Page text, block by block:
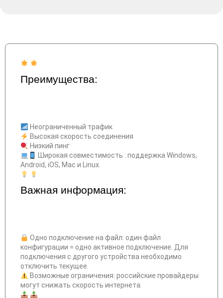
Преимущества:
Неограниченный трафик
Высокая скорость соединения
Низкий пинг
Широкая совместимость : поддержка Windows,
Android, iOS, Mac и Linux.
Важная информация:
Одно подключение на файл: один файл
конфигурации = одно активное подключение. Для
подключения с другого устройства необходимо
отключить текущее.
Возможные ограничения: российские провайдеры
могут снижать скорость интернета.